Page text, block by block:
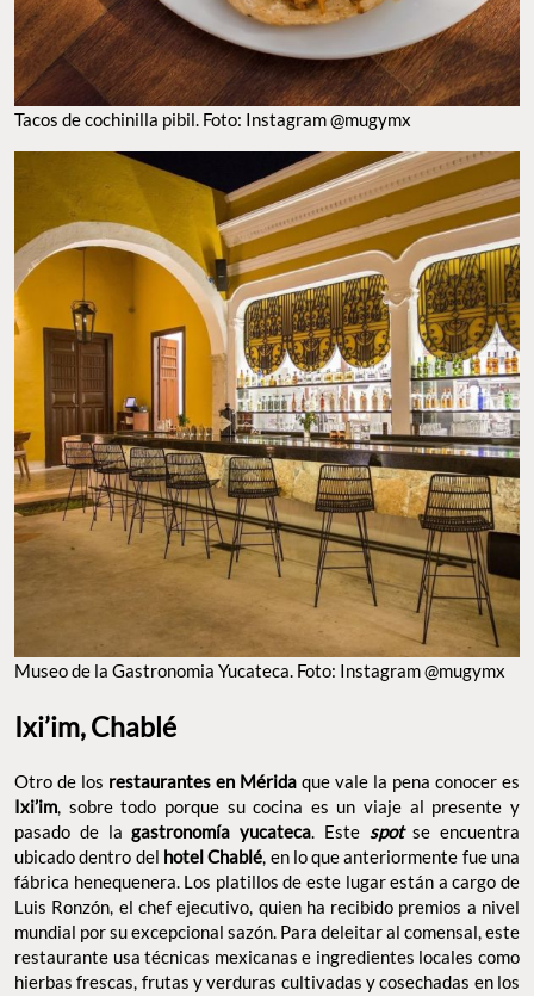
TACOS DE COCHINILLA PIBIL. FOTO: INSTAGRAM @MUGYMX
MUSEO DE LA GASTRONOMIA YUCATECA. FOTO: INSTAGRAM @MUGYMX
Otro de losrestaurantes en Mérida
pasado de lagastronomía yucateca. Este spotse encuentra
ubicado dentro delhotel Chablé, en lo que anteriormente fue
una fábrica henequenera. Los platillos de este lugar están a
cargo de Luis Ronzón, el chef ejecutivo, quien ha recibido premios
a nivel mundial por su excepcional sazón. Para deleitar al
comensal, este restaurante usa técnicas mexicanas e
ingredientes locales como hierbas frescas, frutas y verduras
cultivadas y cosechadas en los jardines mayas, para dar vida a
cada uno de los platillos. Además, las instalaciones, su barra, y su